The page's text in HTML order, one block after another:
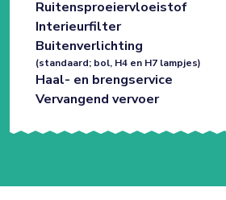
Ruitensproeiervloeistof
Interieurfilter
Buitenverlichting
(standaard; bol, H4 en H7 lampjes)
Haal- en brengservice
Vervangend vervoer